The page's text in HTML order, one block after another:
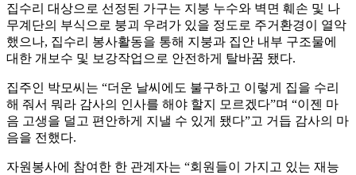
집수리 대상으로 선정된 가구는 지붕 누수와 벽면 훼손 및 나
무계단의 부식으로 붕괴 우려가 있을 정도로 주거환경이 열악
했으나, 집수리 봉사활동을 통해 지붕과 집안 내부 구조물에
대한 개보수 및 보강작업으로 안전하게 탈바꿈 됐다.
집주인 박모씨는 “더운 날씨에도 불구하고 이렇게 집을 수리
해 줘서 뭐라 감사의 인사를 해야 할지 모르겠다”며 “이젠 마
음 고생을 덜고 편안하게 지낼 수 있게 됐다”고 거듭 감사의 마
음을 전했다.
자원봉사에 참여한 한 관계자는 “회원들이 가지고 있는 재능